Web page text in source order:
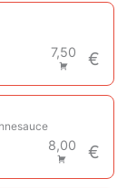
7,50 €
8,00 €